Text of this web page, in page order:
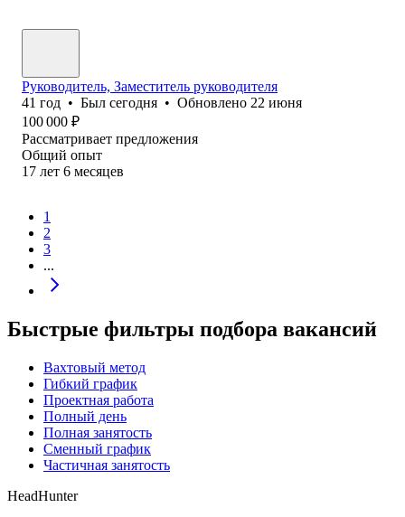
Руководитель, Заместитель руководителя
41 год • Был сегодня • Обновлено 22 июня
100 000 ₽
Рассматривает предложения
Общий опыт
17 лет 6 месяцев
1
2
3
...
Быстрые фильтры подбора вакансий
Вахтовый метод
Гибкий график
Проектная работа
Полный день
Полная занятость
Сменный график
Частичная занятость
HeadHunter